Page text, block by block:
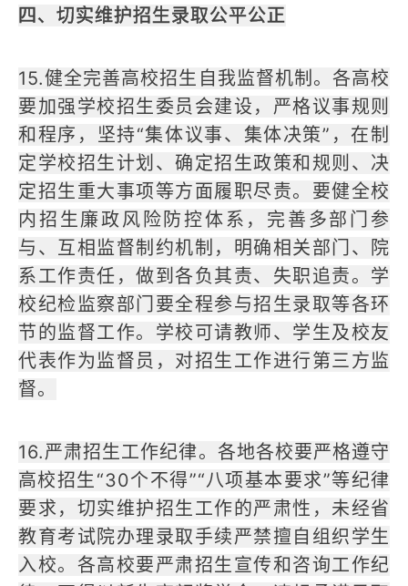
四、切实维护招生录取公平公正
15.健全完善高校招生自我监督机制。各高校
要加强学校招生委员会建设，严格议事规则
和程序，坚持“集体议事、集体决策”，在制
定学校招生计划、确定招生政策和规则、决
定招生重大事项等方面履职尽责。要健全校
内招生廉政风险防控体系，完善多部门参
与、互相监督制约机制，明确相关部门、院
系工作责任，做到各负其责、失职追责。学
校纪检监察部门要全程参与招生录取等各环
节的监督工作。学校可请教师、学生及校友
代表作为监督员，对招生工作进行第三方监
督。
16.严肃招生工作纪律。各地各校要严格遵守
高校招生“30个不得”“八项基本要求”等纪律
要求，切实维护招生工作的严肃性，未经省
教育考试院办理录取手续严禁擅自组织学生
入校。各高校要严肃招生宣传和咨询工作纪